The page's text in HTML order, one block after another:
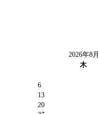
2026年8月
木
6
13
20